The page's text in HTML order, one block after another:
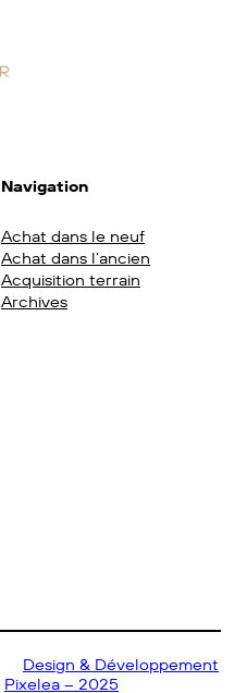
Navigation
Achat dans le neuf
Achat dans l’ancien
Acquisition terrain
Archives
Design & Développement
Pixelea – 2025